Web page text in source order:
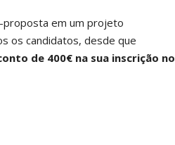
proposta em um projeto
os candidatos, desde que
de 400€ na sua inscrição no